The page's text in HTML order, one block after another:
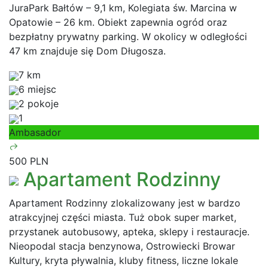
JuraPark Bałtów – 9,1 km, Kolegiata św. Marcina w
Opatowie – 26 km. Obiekt zapewnia ogród oraz
bezpłatny prywatny parking. W okolicy w odległości
47 km znajduje się Dom Długosza.
7 km
6 miejsc
2 pokoje
1
Ambasador
500 PLN
Apartament Rodzinny
Apartament Rodzinny zlokalizowany jest w bardzo
atrakcyjnej części miasta. Tuż obok super market,
przystanek autobusowy, apteka, sklepy i restauracje.
Nieopodal stacja benzynowa, Ostrowiecki Browar
Kultury, kryta pływalnia, kluby fitness, liczne lokale